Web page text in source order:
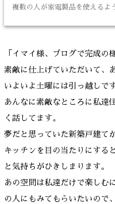
複数の人が家電製品を使えるよ
「イマイ様、ブログで完成の
素敵に仕上げていただいて、
いよいよ土曜には引っ越しです
あんなに素敵なところに私達
く話してます。
夢だと思っていた新築戸建て
キッチンを目の当たりにする
と気持ちがひきしまります。
あの空間は私達だけで楽しむ
の人にもみてもらいたいので